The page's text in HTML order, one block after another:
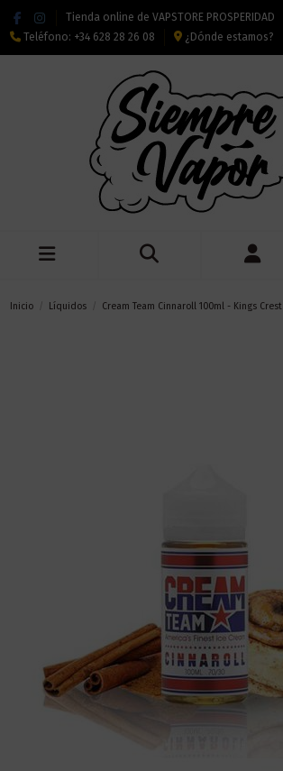
Tienda online de VAPSTORE PROSPERIDAD
Teléfono: +34 628 28 26 08 ¿Dónde estamos?
Inicio Líquidos Cream Team Cinnaroll 100ml - Kings Crest